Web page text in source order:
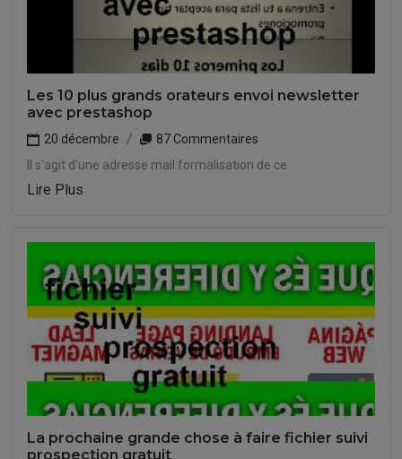
Les 10 plus grands orateurs envoi newsletter
avec prestashop
20 décembre
87 Commentaires
Il s'agit d'une adresse mail formalisation de ce.
Lire Plus
La prochaine grande chose à faire fichier suivi
prospection gratuit